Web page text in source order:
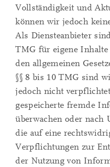
Vollständigkeit und
können wir jedoch
Als Diensteanbieter
TMG für eigene Inhalte
den allgemeinen
§§ 8 bis 10 TMG sind
jedoch nicht
gespeicherte fremde
überwachen oder nach
die auf eine
Verpflichtungen zur
der Nutzung von